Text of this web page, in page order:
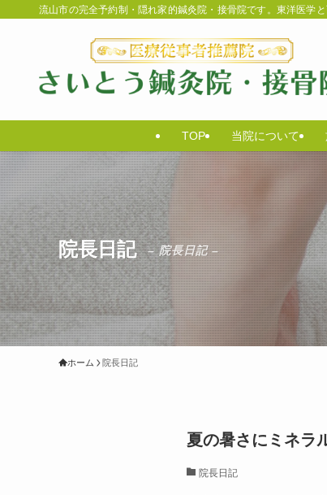
流山市の完全予約制・隠れ家的鍼灸院・接骨院です。東洋医学
TOP 当院について
院長日記 – 院長日記 –
ホーム 院長日記
夏の暑さにミネラ
院長日記